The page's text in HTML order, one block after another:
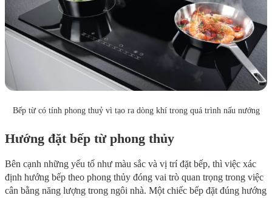
Bếp từ có tính phong thuỷ vì tạo ra dòng khí trong quá trình nấu nướng
Hướng đặt bếp từ phong thủy
Bên cạnh những yếu tố như màu sắc và vị trí đặt bếp, thì việc xác
định hướng bếp theo phong thủy đóng vai trò quan trọng trong việc
cân bằng năng lượng trong ngôi nhà. Một chiếc bếp đặt đúng hướng